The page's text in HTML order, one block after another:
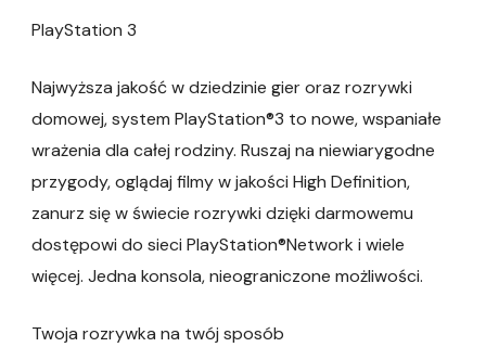
PlayStation 3
Najwyższa jakość w dziedzinie gier oraz rozrywki
domowej, system PlayStation®3 to nowe, wspaniałe
wrażenia dla całej rodziny. Ruszaj na niewiarygodne
przygody, oglądaj filmy w jakości High Definition,
zanurz się w świecie rozrywki dzięki darmowemu
dostępowi do sieci PlayStation®Network i wiele
więcej. Jedna konsola, nieograniczone możliwości.
Twoja rozrywka na twój sposób